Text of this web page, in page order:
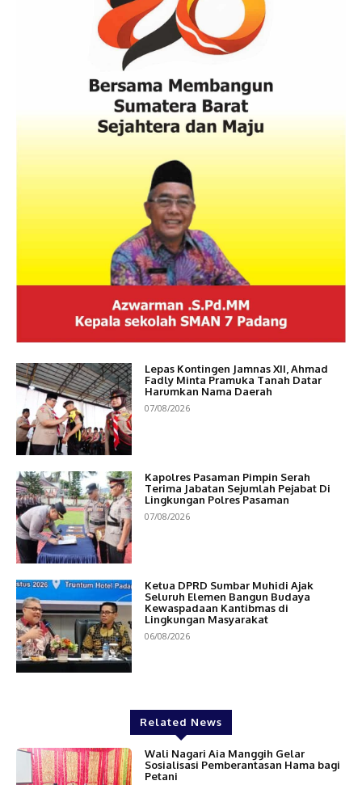
Lepas Kontingen Jamnas XII, Ahmad
Fadly Minta Pramuka Tanah Datar
Harumkan Nama Daerah
07/08/2026
Kapolres Pasaman Pimpin Serah
Terima Jabatan Sejumlah Pejabat Di
Lingkungan Polres Pasaman
07/08/2026
Ketua DPRD Sumbar Muhidi Ajak
Seluruh Elemen Bangun Budaya
Kewaspadaan Kantibmas di
Lingkungan Masyarakat
06/08/2026
Related News
Wali Nagari Aia Manggih Gelar
Sosialisasi Pemberantasan Hama bagi
Petani